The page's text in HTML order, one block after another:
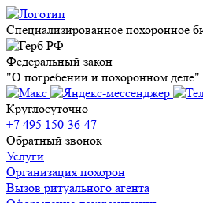
Специализированное похоронное
Федеральный закон
"О погребении и похоронном
Круглосуточно
+7 495 150-36-47
Обратный звонок
Услуги
Организация похорон
Вызов ритуального агента